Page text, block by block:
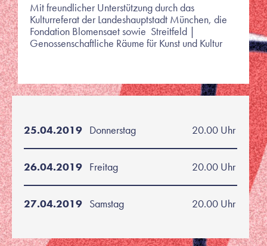
Mit freundlicher Unterstützung durch das
Kulturreferat der Landeshauptstadt München, die
Fondation Blomensaet sowie Streitfeld |
Genossenschaftliche Räume für Kunst und Kultur
25.04.2019 Donnerstag 20.00 Uhr
26.04.2019 Freitag 20.00 Uhr
27.04.2019 Samstag 20.00 Uhr